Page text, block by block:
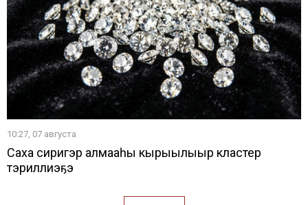
10:27, 07 августа
Саха сиригэр алмааһы кырыылыыр кластер
тэриллиэҕэ